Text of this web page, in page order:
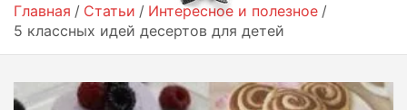
Главная Статьи
Интересное и полезное
5 классных идей десертов для детей